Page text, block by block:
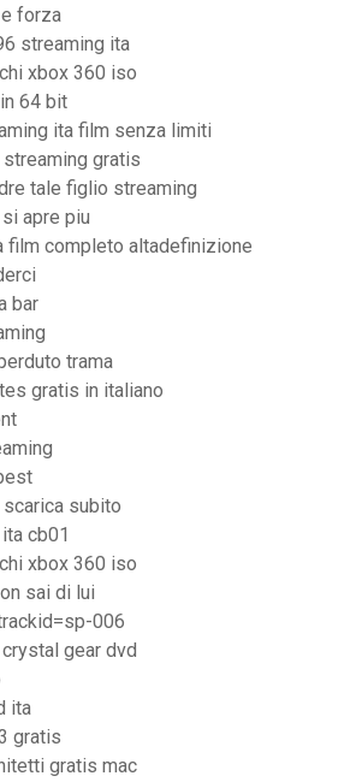
forza
streaming ita
xbox 360 iso
64 bit
ita film senza limiti
streaming gratis
tale figlio streaming
si apre piu
film completo altadefinizione
bar
trama
gratis in italiano
subito
cb01
xbox 360 iso
sai di lui
006
gear dvd
ita
gratis
gratis mac